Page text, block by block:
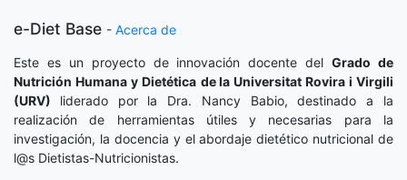
e-Diet Base - Acerca de
Este es un proyecto de innovación docente delGrado de
Nutrición Humana y Dietética de la Universitat Rovira i Virgili
(URV) liderado por la Dra. Nancy Babio, destinado a la
realización de herramientas útiles y necesarias para la
investigación, la docencia y el abordaje dietético nutricional de
l@s Dietistas-Nutricionistas.